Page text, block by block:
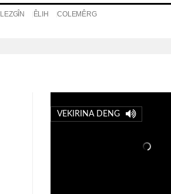
LEZGÎN ÊLIH COLEMÊRG
VEKIRINA DENG